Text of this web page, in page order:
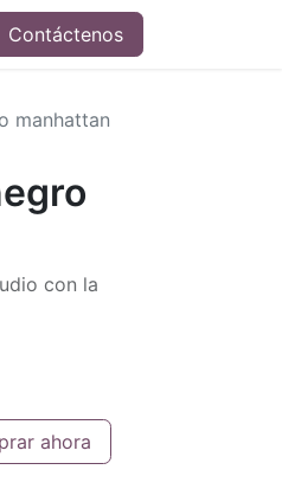
Contáctenos
manhattan
con la
ahora